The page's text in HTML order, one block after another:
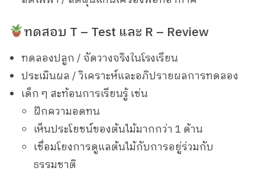
ทดสอบ T – Test และ R – Review
ทดลองปลูก / จัดวางจริงในโรงเรียน
ประเมินผล / วิเคราะห์และอภิปรายผลการทดลอง
เด็ก ๆ สะท้อนการเรียนรู้ เช่น
ฝึกความอดทน
เห็นประโยชน์ของต้นไม้มากกว่า 1 ด้าน
เชื่อมโยงการดูแลต้นไม้กับการอยู่ร่วมกับ
ธรรมชาติ